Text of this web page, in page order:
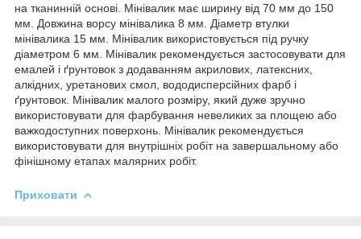
на тканинній основі. Мінівалик має ширину від 70 мм до 150
мм. Довжина ворсу мінівалика 8 мм. Діаметр втулки
мінівалика 15 мм. Мінівалик використовується під ручку
діаметром 6 мм. Мінівалик рекомендується застосовувати для
емалей і ґрунтовок з додаванням акрилових, латексних,
алкідних, уретанових смол, вододисперсійних фарб і
ґрунтовок. Мінівалик малого розміру, який дуже зручно
використовувати для фарбування невеликих за площею або
важкодоступних поверхонь. Мінівалик рекомендується
використовувати для внутрішніх робіт на завершальному або
фінішному етапах малярних робіт.
Приховати